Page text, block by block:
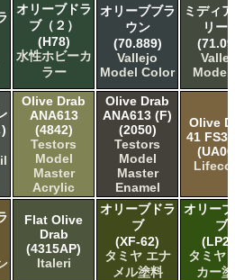
オリーブドラ
ブ（２）
(H78)
水性ホビーカ
ラー
オリーブブラ
ウン
(70.889)
Vallejo
Model Color
ミディ
リー
Model
Olive Drab
ANA613
(4842)
Testors
Model
Master
Acrylic
Olive Drab
ANA613 (F)
(2050)
Testors
Model
Master
Enamel
Olive
41
Flat Olive
Drab
(4315AP)
Italeri
オリーブドラ
ブ
(XF-62)
タミヤ エナ
メル塗料
オリー
ブ
タミヤ
カー